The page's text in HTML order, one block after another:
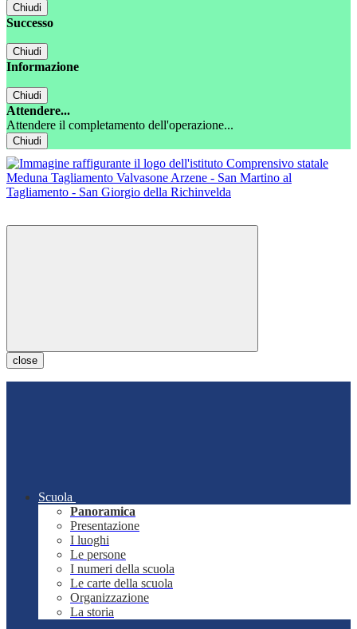
Chiudi
Successo
Chiudi
Informazione
Chiudi
Attendere...
Attendere il completamento dell'operazione...
Chiudi
close
Scuola
Panoramica
Presentazione
I luoghi
Le persone
I numeri della scuola
Le carte della scuola
Organizzazione
La storia